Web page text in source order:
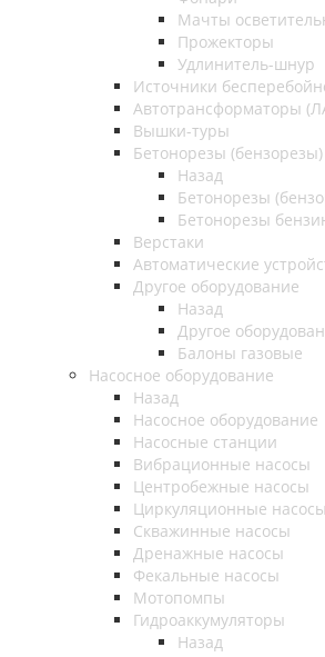
Мачты
Прожекторы
Удлинитель-шнур
Источники
Автотрансформаторы
Вышки-туры
Бетонорезы (бензорезы)
Назад
Бетонорезы
Бетонорезы
Верстаки
Автоматические
Другое оборудование
Назад
Другое
Балоны газовые
Насосное оборудование
Назад
Насосное оборудование
Насосные станции
Вибрационные насосы
Центробежные насосы
Циркуляционные насосы
Скважинные насосы
Дренажные насосы
Фекальные насосы
Мотопомпы
Гидроаккумуляторы
Назад